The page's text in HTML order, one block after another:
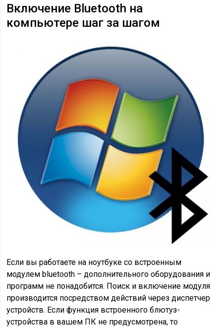
Включение Bluetooth на
компьютере шаг за шагом
Если вы работаете на ноутбуке со встроенным
модулем bluetooth – дополнительного оборудования и
программ не понадобится. Поиск и включение модуля
производится посредством действий через диспетчер
устройств. Если функция встроенного блютуз-
устройства в вашем ПК не предусмотрена, то